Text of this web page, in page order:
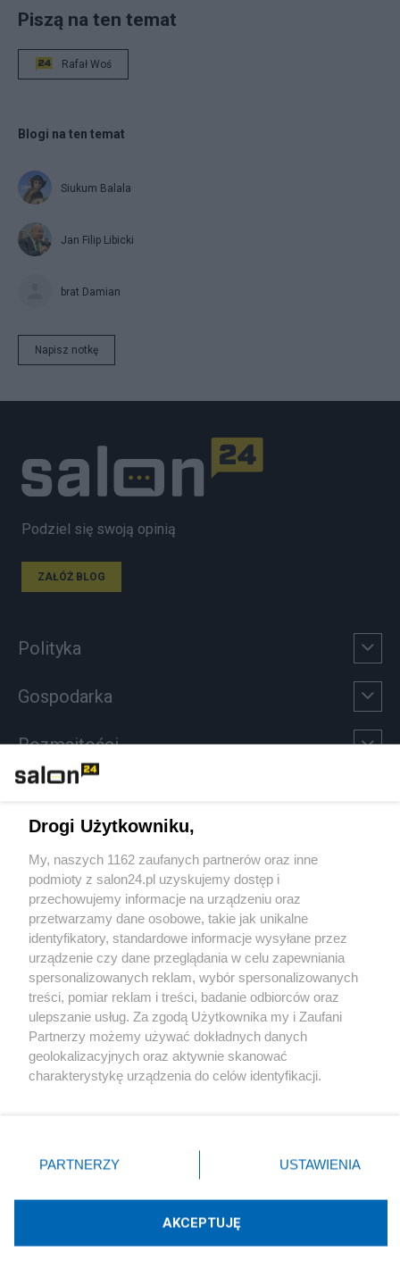
Piszą na ten temat
Rafał Woś
Blogi na ten temat
Siukum Balala
Jan Filip Libicki
brat Damian
Napisz notkę
Podziel się swoją opinią
ZAŁÓŻ BLOG
Polityka
Gospodarka
Rozmaitości
Sport
Społeczeństwo
Kultura
X Facebook Instagram Youtube
Technologię dostarcza:W3media.pl
Drogi Użytkowniku,
My, naszych 1162 zaufanych partnerów oraz inne
podmioty z salon24.pl uzyskujemy dostęp i
przechowujemy informacje na urządzeniu oraz
przetwarzamy dane osobowe, takie jak unikalne
identyfikatory, standardowe informacje wysyłane przez
urządzenie czy dane przeglądania w celu zapewniania
spersonalizowanych reklam, wybór spersonalizowanych
treści, pomiar reklam i treści, badanie odbiorców oraz
ulepszanie usług. Za zgodą Użytkownika my i Zaufani
Partnerzy możemy używać dokładnych danych
geolokalizacyjnych oraz aktywnie skanować
charakterystykę urządzenia do celów identyfikacji.
zmienić/wycofać klikając przycisk ustawień prywatności
znajdujący się w lewym dolnym rogu strony
rodzaje przetwarzania danych nie wymagają zgody
użytkownika, ale masz prawo sprzeciwić się takiemu
przetwarzaniu. Preferencje będą miały zastosowania tylko
PARTNERZY USTAWIENIA
AKCEPTUJĘ